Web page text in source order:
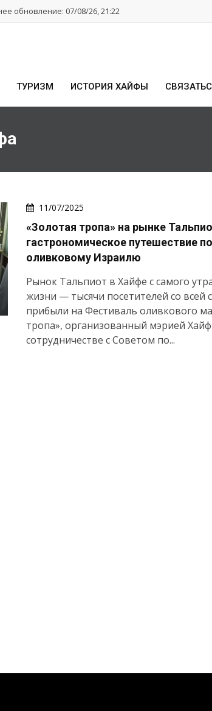
обновление: 07/08/26, 21:22
ТУРИЗМ ИСТОРИЯ ХАЙФЫ
11/07/2025
«Золотая тропа» на рынке
гастрономическое путешествие по
оливковому Израилю
Рынок Тальпиот в Хайфе с самого
жизни — тысячи посетителей со всей
прибыли на Фестиваль оливкового
тропа», организованный мэрией
сотрудничестве с Советом по...